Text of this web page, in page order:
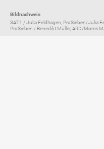
Bildnachweis
SAT.1 / Julia Feldhagen, ProSieben/Julia
ProSieben / Benedikt Müller, ARD/Morris